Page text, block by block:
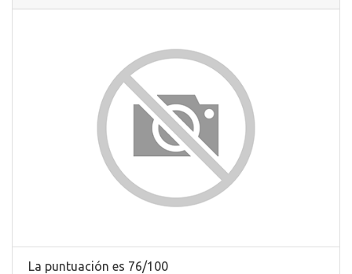
La puntuación es 76/100